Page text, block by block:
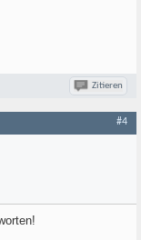
Zitieren
#4